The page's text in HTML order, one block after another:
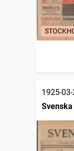
1925-